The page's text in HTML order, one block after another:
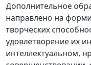
Дополнительное
направлено на
творческих
удовлетворение их
интеллектуальном,